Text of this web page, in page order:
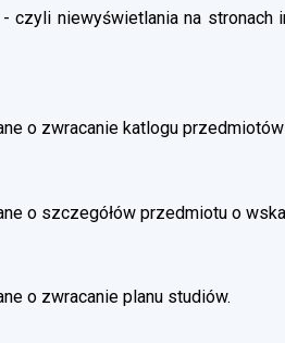
czyli niewyświetlania na stronach
o zwracanie katlogu
o szczegółów przedmiotu o
o zwracanie planu studiów.